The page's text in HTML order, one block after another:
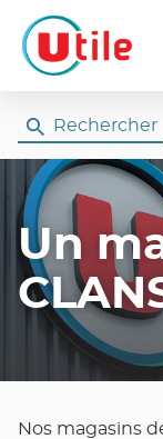
Rechercher
Un
Nos magasins